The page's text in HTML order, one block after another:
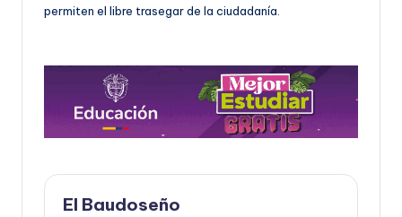
permiten el libre trasegar de la ciudadanía.
El Baudoseño